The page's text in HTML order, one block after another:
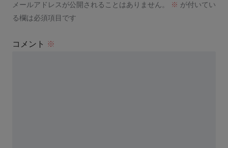
メールアドレスが公開されることはありません。 ※ が付いてい
る欄は必須項目です
コメント ※